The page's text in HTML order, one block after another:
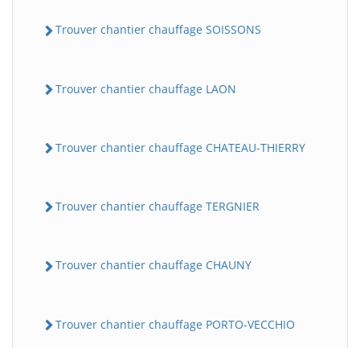
Trouver chantier chauffage SOISSONS
Trouver chantier chauffage LAON
Trouver chantier chauffage CHATEAU-THIERRY
Trouver chantier chauffage TERGNIER
Trouver chantier chauffage CHAUNY
Trouver chantier chauffage PORTO-VECCHIO